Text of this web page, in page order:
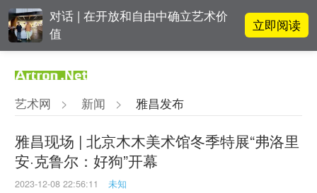
对话 | 在开放和自由中确立艺术价
值
立即阅读
粤籍留美艺术家
吕晓：北京画院两个中心十年 跨学
科带来齐白石研究新突破
OCAT上海馆：参与构建上海艺术生
态的十年
艺术网 > 新闻 > 雅昌发布
雅昌现场 | 北京木木美术馆冬季特展“弗洛里
安·克鲁尔：好狗”开幕
2023-12-08 22:56:11 未知